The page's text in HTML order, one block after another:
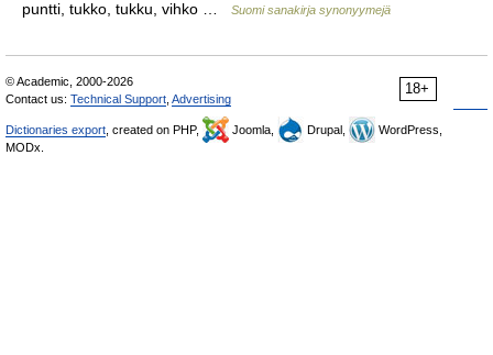
puntti, tukko, tukku, vihko …
Suomi sanakirja synonyymejä
18+
© Academic, 2000-2026
Contact us: Technical Support Advertising
Dictionaries export , created on PHP, Joomla, Drupal,
WordPress,
MODx.